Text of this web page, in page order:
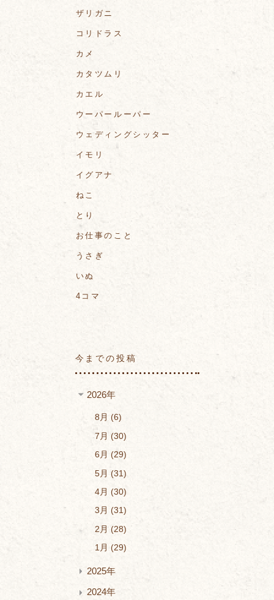
ザリガニ
コリドラス
カメ
カタツムリ
カエル
ウーパールーパー
ウェディングシッター
イモリ
イグアナ
ねこ
とり
お仕事のこと
うさぎ
いぬ
4コマ
今までの投稿
2026年
8月
6
7月
30
6月
29
5月
31
4月
30
3月
31
2月
28
1月
29
2025年
2024年